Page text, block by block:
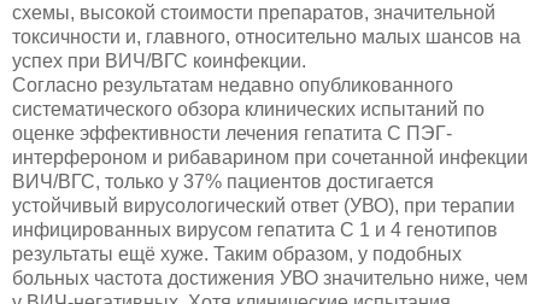
схемы, высокой стоимости препаратов, значительной
токсичности и, главного, относительно малых шансов на
успех при ВИЧ/ВГС коинфекции.
Согласно результатам недавно опубликованного
систематического обзора клинических испытаний по
оценке эффективности лечения гепатита С ПЭГ-
интерфероном и рибаварином при сочетанной инфекции
ВИЧ/ВГС, только у 37% пациентов достигается
устойчивый вирусологический ответ (УВО), при терапии
инфицированных вирусом гепатита С 1 и 4 генотипов
результаты ещё хуже. Таким образом, у подобных
больных частота достижения УВО значительно ниже, чем